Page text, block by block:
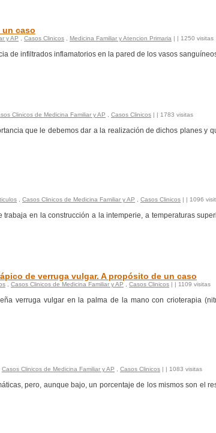
caso
y AP Casos Clinicos Medicina Familiar y Atencion Primaria | | 1250 visitas
de infiltrados inflamatorios en la pared de los vasos
Clinicos de Medicina Familiar y AP Casos Clinicos | | 1783 visitas
que le debemos dar a la realización de dichos planes y
Casos Clinicos de Medicina Familiar y AP Casos Clinicos | | 1096
en la construcción a la intemperie, a temperaturas
de verruga vulgar. A propósito de un caso
Casos Clinicos de Medicina Familiar y AP Casos Clinicos | | 1109 visitas
verruga vulgar en la palma de la mano con crioterapia
Casos Clinicos de Medicina Familiar y AP Casos Clinicos | | 1083 visitas
pero, aunque bajo, un porcentaje de los mismos son el